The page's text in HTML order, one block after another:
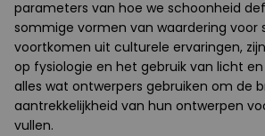
parameters van hoe we schoonheid
sommige vormen van waardering voor
voortkomen uit culturele ervaringen,
op fysiologie en het gebruik van licht
alles wat ontwerpers gebruiken om de
aantrekkelijkheid van hun ontwerpen
vullen.